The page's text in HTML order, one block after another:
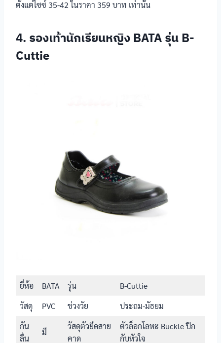
TP999
นักเรียนหญิง
แมรี่เจน
SHEIN
นักเรียนหญิง
Catcha รุ่น
แมวตุ้งติ้ง
แมวตุ้งติ้ง
ส้นสูง
นักเรียนหญิง
BATA DISNEY
DISNEY
รองเท้า
ตั้งแต่ไซซ์ 35-42 ในราคา 359 บาท เท่านั้น
4. รองเท้านักเรียนหญิง BATA รุ่น B-
Cuttie
ยี่ห้อ BATA รุ่น
B-Cuttie
วัสดุ
PVC ช่วงวัย
ประถม-มัธยม
กัน
ลื่น
มี
วัสดุตัวยึดสาย
คาด
ตัวล็อกโลหะ Buckle ปีก
กับหัวใจ